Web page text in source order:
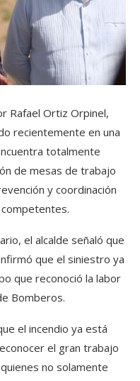
Rafael Ortiz Orpinel,
recientemente en una
totalmente
de mesas de trabajo
y coordinación
el alcalde señaló que
que el siniestro ya
que reconoció la labor
Bomberos.
el incendio ya está
el gran trabajo
no solamente